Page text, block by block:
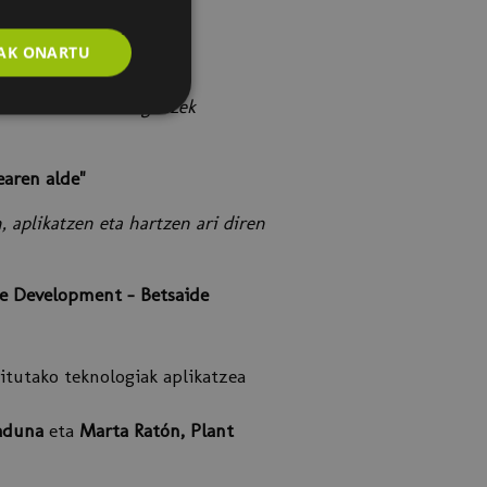
. Haizea Rodriguezek
alde"
aplikatzen eta hartzen ari diren
Development - Betsaide
teknologiak aplikatzea
eta Marta Ratón, Plant
ONARTU